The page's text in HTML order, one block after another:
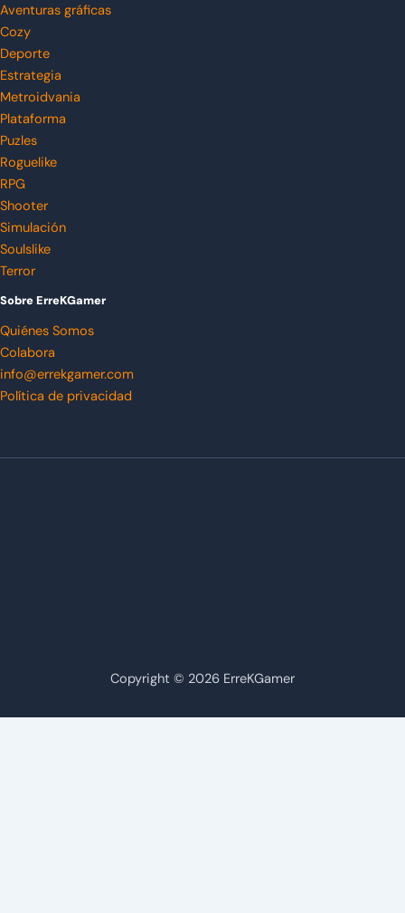
Aventuras gráficas
Cozy
Deporte
Estrategia
Metroidvania
Plataforma
Puzles
Roguelike
RPG
Shooter
Simulación
Soulslike
Terror
Sobre ErreKGamer
Quiénes Somos
Colabora
info@errekgamer.com
Política de privacidad
Copyright © 2026 ErreKGamer